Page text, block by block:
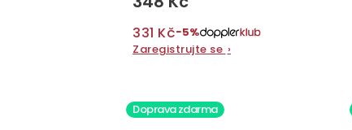
331 Kč−5%
Zaregistrujte se ›
Doprava zdarma